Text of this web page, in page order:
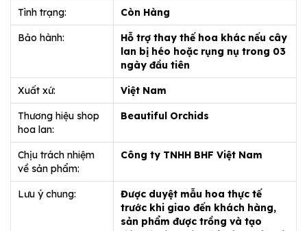
Tình trạng: Còn Hàng
Bảo hành:
Hỗ trợ thay thế hoa khác nếu cây
lan bị héo hoặc rụng nụ trong 03
ngày đầu tiên
Xuất xứ: Việt Nam
Thương hiệu shop
hoa lan:
Beautiful Orchids
Chịu trách nhiệm
về sản phẩm:
Công ty TNHH BHF Việt Nam
Lưu ý chung:
Được duyệt mẫu hoa thực tế
trước khi giao đến khách hàng,
sản phẩm được trồng và tạo